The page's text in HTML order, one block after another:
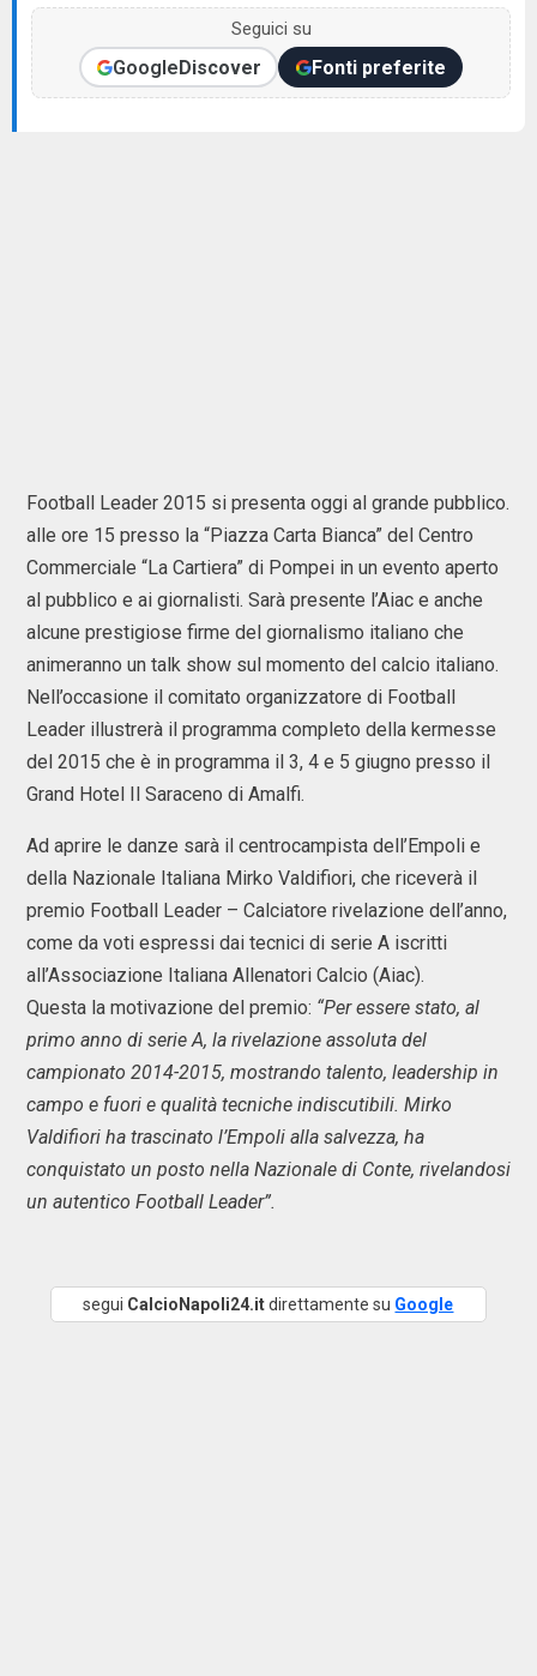
Seguici su
GoogleDiscover Fonti preferite
Football Leader 2015 si presenta oggi al grande pubblico.
alle ore 15 presso la “Piazza Carta Bianca” del Centro
Commerciale “La Cartiera” di Pompei in un evento aperto
al pubblico e ai giornalisti. Sarà presente l’Aiac e anche
alcune prestigiose firme del giornalismo italiano che
animeranno un talk show sul momento del calcio italiano.
Nell’occasione il comitato organizzatore di Football
Leader illustrerà il programma completo della kermesse
del 2015 che è in programma il 3, 4 e 5 giugno presso il
Grand Hotel Il Saraceno di Amalfi.
Ad aprire le danze sarà il centrocampista dell’Empoli e
della Nazionale Italiana Mirko Valdifiori, che riceverà il
premio Football Leader – Calciatore rivelazione dell’anno,
come da voti espressi dai tecnici di serie A iscritti
all’Associazione Italiana Allenatori Calcio (Aiac).
Questa la motivazione del premio: “Per essere stato, al
primo anno di serie A, la rivelazione assoluta del
campionato 2014-2015, mostrando talento, leadership in
campo e fuori e qualità tecniche indiscutibili. Mirko
Valdifiori ha trascinato l’Empoli alla salvezza, ha
conquistato un posto nella Nazionale di Conte, rivelandosi
un autentico Football Leader”.
segui CalcioNapoli24.itdirettamente su Google